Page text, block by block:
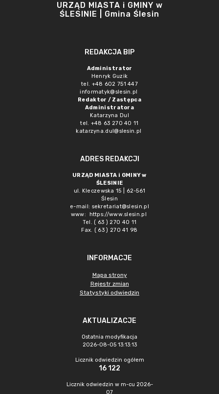
URZĄD MIASTA i GMINY w
ŚLESINIE | Gmina Ślesin
REDAKCJA BIP
Administrator
Henryk Guzik
tel. +48 602 751 447
informatyk@slesin.pl
Redaktor / Zastępca
Administratora
Katarzyna Dul
tel. +48 63 270 40 11
katarzyna.dul@slesin.pl
ADRES REDAKCJI
URZĄD MIASTA i GMINY w
ŚLESINIE
ul. Kleczewska 15 | 62-561
Ślesin
e-mail: sekretariat@slesin.pl
www:
https://www.slesin.pl
Tel. ( 63 ) 270 40 11
Fax. ( 63 ) 270 41 98
INFORMACJE
Mapa strony
Rejestr zmian
Statystyki odwiedzin
AKTUALIZACJE
Ostatnia modyfikacja
2026-08-05 13:13:13
Licznik odwiedzin ogółem
16 122
Licznik odwiedzin w m-cu 2026-
07